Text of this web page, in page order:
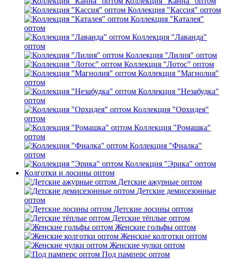
Коллекция "Кассия" оптом
Коллекция "Каталея"
оптом
Коллекция "Лаванда"
оптом
Коллекция "Лилия" оптом
Коллекция "Лотос" оптом
Коллекция "Магнолия"
оптом
Коллекция "Незабудка"
оптом
Коллекция "Орхидея"
оптом
Коллекция "Ромашка"
оптом
Коллекция "Фиалка"
оптом
Коллекция "Эрика" оптом
Колготки и лосины оптом
Детские ажурные оптом
Детские демисезонные
оптом
Детские лосины оптом
Детские тёплые оптом
Женские гольфы оптом
Женские колготки оптом
Женские чулки оптом
Под памперс оптом